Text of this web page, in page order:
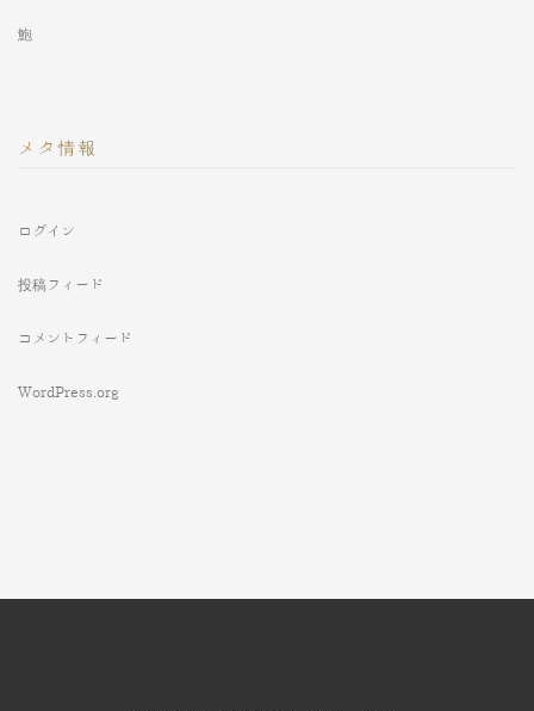
鮑
メタ情報
ログイン
投稿フィード
コメントフィード
WordPress.org